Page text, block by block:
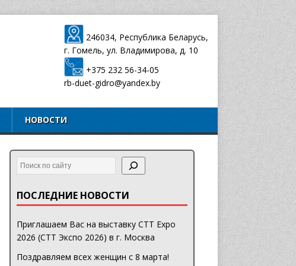
246034, Республика Беларусь,
г. Гомель, ул. Владимирова, д. 10
+375 232 56-34-05
rb-duet-gidro@yandex.by
НОВОСТИ
ПОСЛЕДНИЕ НОВОСТИ
Приглашаем Вас на выставку CTT Expo
2026 (СТТ Экспо 2026) в г. Москва
Поздравляем всех женщин с 8 марта!